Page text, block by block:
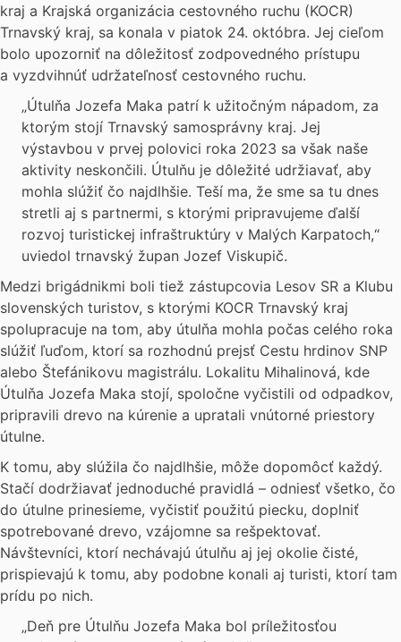
kraj a Krajská organizácia cestovného ruchu (KOCR)
Trnavský kraj, sa konala v piatok 24. októbra. Jej cieľom
bolo upozorniť na dôležitosť zodpovedného prístupu
a vyzdvihnúť udržateľnosť cestovného ruchu.
„Útulňa Jozefa Maka patrí k užitočným nápadom, za
ktorým stojí Trnavský samosprávny kraj. Jej
výstavbou v prvej polovici roka 2023 sa však naše
aktivity neskončili. Útulňu je dôležité udržiavať, aby
mohla slúžiť čo najdlhšie. Teší ma, že sme sa tu dnes
stretli aj s partnermi, s ktorými pripravujeme ďalší
rozvoj turistickej infraštruktúry v Malých Karpatoch,“
uviedol trnavský župan Jozef Viskupič.
Medzi brigádnikmi boli tiež zástupcovia Lesov SR a Klubu
slovenských turistov, s ktorými KOCR Trnavský kraj
spolupracuje na tom, aby útulňa mohla počas celého roka
slúžiť ľuďom, ktorí sa rozhodnú prejsť Cestu hrdinov SNP
alebo Štefánikovu magistrálu. Lokalitu Mihalinová, kde
Útulňa Jozefa Maka stojí, spoločne vyčistili od odpadkov,
pripravili drevo na kúrenie a upratali vnútorné priestory
útulne.
K tomu, aby slúžila čo najdlhšie, môže dopomôcť každý.
Stačí dodržiavať jednoduché pravidlá – odniesť všetko, čo
do útulne prinesieme, vyčistiť použitú piecku, doplniť
spotrebované drevo, vzájomne sa rešpektovať.
Návštevníci, ktorí nechávajú útulňu aj jej okolie čisté,
prispievajú k tomu, aby podobne konali aj turisti, ktorí tam
prídu po nich.
„Deň pre Útulňu Jozefa Maka bol príležitosťou